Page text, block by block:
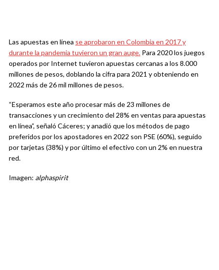
Las apuestas en línea se aprobaron en Colombia en 2017 y
durante la pandemia tuvieron un gran auge. Para 2020 los juegos
operados por Internet tuvieron apuestas cercanas a los 8.000
millones de pesos, doblando la cifra para 2021 y obteniendo en
2022 más de 26 mil millones de pesos.
“Esperamos este año procesar más de 23 millones de
transacciones y un crecimiento del 28% en ventas para apuestas
en línea”, señaló Cáceres; y anadió que los métodos de pago
preferidos por los apostadores en 2022 son PSE (60%), seguido
por tarjetas (38%) y por último el efectivo con un 2% en nuestra
red.
Imagen: alphaspirit